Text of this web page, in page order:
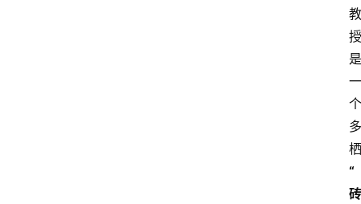
教
授
是
一
个
多
栖
“
砖